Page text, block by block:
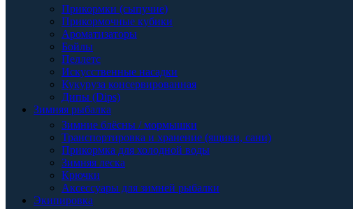
Прикормки (сыпучие)
Прикормочные кубики
Ароматизаторы
Бойлы
Пеллетс
Искусственные насадки
Кукуруза консервированная
Дипы (Dips)
Зимняя рыбалка
Зимние блёсны / мормышки
Транспортировка и хранение (ящики, сани)
Прикормка для холодной воды
Зимняя леска
Крючки
Аксессуары для зимней рыбалки
Экипировка